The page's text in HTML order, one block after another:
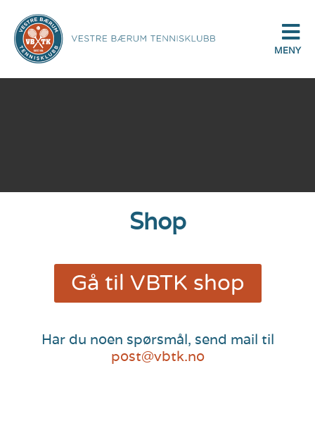
MENY
Shop
Gå til VBTK shop
Har du noen spørsmål, send mail til
post@vbtk.no